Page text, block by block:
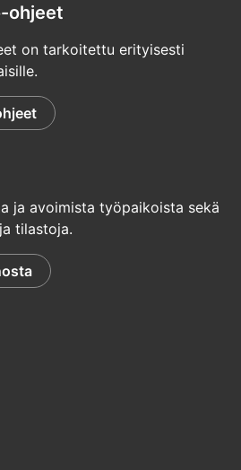
ohjeet
on tarkoitettu erityisesti
ja avoimista työpaikoista sekä
tilastoja.